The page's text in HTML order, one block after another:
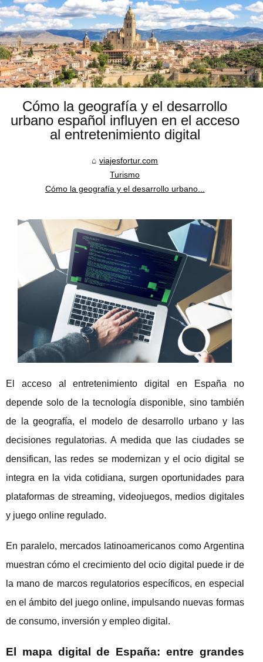
Cómo la geografía y el desarrollo
urbano español influyen en el acceso
al entretenimiento digital
viajesfortur.com
Turismo
Cómo la geografía y el desarrollo urbano...
El acceso al entretenimiento digital en España no
depende solo de la tecnología disponible, sino también
de la geografía, el modelo de desarrollo urbano y las
decisiones regulatorias. A medida que las ciudades se
densifican, las redes se modernizan y el ocio digital se
integra en la vida cotidiana, surgen oportunidades para
plataformas de streaming, videojuegos, medios digitales
y juego online regulado.
En paralelo, mercados latinoamericanos como Argentina
muestran cómo el crecimiento del ocio digital puede ir de
la mano de marcos regulatorios específicos, en especial
en el ámbito del juego online, impulsando nuevas formas
de consumo, inversión y empleo digital.
El mapa digital de España: entre grandes